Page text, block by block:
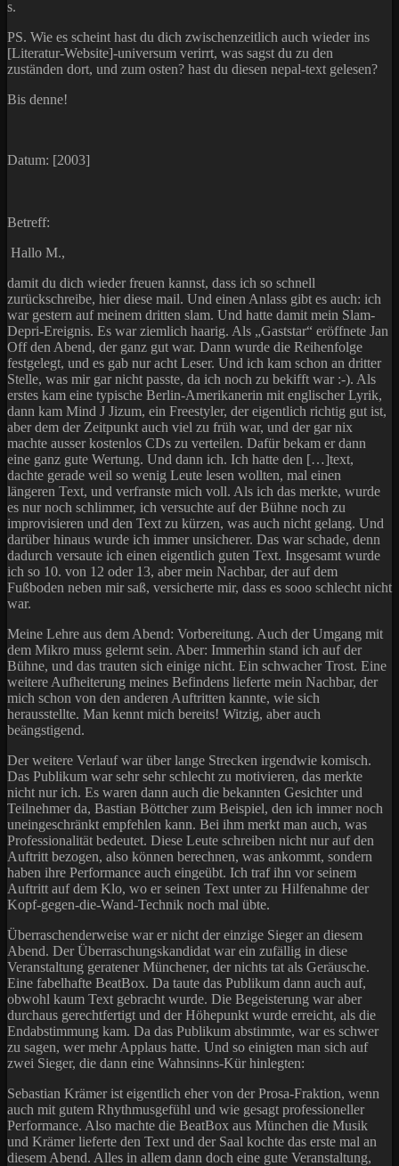
s.
PS. Wie es scheint hast du dich zwischenzeitlich auch wieder ins
[Literatur-Website]-universum verirrt, was sagst du zu den
zuständen dort, und zum osten? hast du diesen nepal-text gelesen?
Bis denne!
Datum: [2003]
Betreff:
Hallo M.,
damit du dich wieder freuen kannst, dass ich so schnell
zurückschreibe, hier diese mail. Und einen Anlass gibt es auch: ich
war gestern auf meinem dritten slam. Und hatte damit mein Slam-
Depri-Ereignis. Es war ziemlich haarig. Als „Gaststar“ eröffnete Jan
Off den Abend, der ganz gut war. Dann wurde die Reihenfolge
festgelegt, und es gab nur acht Leser. Und ich kam schon an dritter
Stelle, was mir gar nicht passte, da ich noch zu bekifft war :-). Als
erstes kam eine typische Berlin-Amerikanerin mit englischer Lyrik,
dann kam Mind J Jizum, ein Freestyler, der eigentlich richtig gut ist,
aber dem der Zeitpunkt auch viel zu früh war, und der gar nix
machte ausser kostenlos CDs zu verteilen. Dafür bekam er dann
eine ganz gute Wertung. Und dann ich. Ich hatte den […]text,
dachte gerade weil so wenig Leute lesen wollten, mal einen
längeren Text, und verfranste mich voll. Als ich das merkte, wurde
es nur noch schlimmer, ich versuchte auf der Bühne noch zu
improvisieren und den Text zu kürzen, was auch nicht gelang. Und
darüber hinaus wurde ich immer unsicherer. Das war schade, denn
dadurch versaute ich einen eigentlich guten Text. Insgesamt wurde
ich so 10. von 12 oder 13, aber mein Nachbar, der auf dem
Fußboden neben mir saß, versicherte mir, dass es sooo schlecht nicht
war.
Meine Lehre aus dem Abend: Vorbereitung. Auch der Umgang mit
dem Mikro muss gelernt sein. Aber: Immerhin stand ich auf der
Bühne, und das trauten sich einige nicht. Ein schwacher Trost. Eine
weitere Aufheiterung meines Befindens lieferte mein Nachbar, der
mich schon von den anderen Auftritten kannte, wie sich
herausstellte. Man kennt mich bereits! Witzig, aber auch
beängstigend.
Der weitere Verlauf war über lange Strecken irgendwie komisch.
Das Publikum war sehr sehr schlecht zu motivieren, das merkte
nicht nur ich. Es waren dann auch die bekannten Gesichter und
Teilnehmer da, Bastian Böttcher zum Beispiel, den ich immer noch
uneingeschränkt empfehlen kann. Bei ihm merkt man auch, was
Professionalität bedeutet. Diese Leute schreiben nicht nur auf den
Auftritt bezogen, also können berechnen, was ankommt, sondern
haben ihre Performance auch eingeübt. Ich traf ihn vor seinem
Auftritt auf dem Klo, wo er seinen Text unter zu Hilfenahme der
Kopf-gegen-die-Wand-Technik noch mal übte.
Überraschenderweise war er nicht der einzige Sieger an diesem
Abend. Der Überraschungskandidat war ein zufällig in diese
Veranstaltung geratener Münchener, der nichts tat als Geräusche.
Eine fabelhafte BeatBox. Da taute das Publikum dann auch auf,
obwohl kaum Text gebracht wurde. Die Begeisterung war aber
durchaus gerechtfertigt und der Höhepunkt wurde erreicht, als die
Endabstimmung kam. Da das Publikum abstimmte, war es schwer
zu sagen, wer mehr Applaus hatte. Und so einigten man sich auf
zwei Sieger, die dann eine Wahnsinns-Kür hinlegten:
Sebastian Krämer ist eigentlich eher von der Prosa-Fraktion, wenn
auch mit gutem Rhythmusgefühl und wie gesagt professioneller
Performance. Also machte die BeatBox aus München die Musik
und Krämer lieferte den Text und der Saal kochte das erste mal an
diesem Abend. Alles in allem dann doch eine gute Veranstaltung,